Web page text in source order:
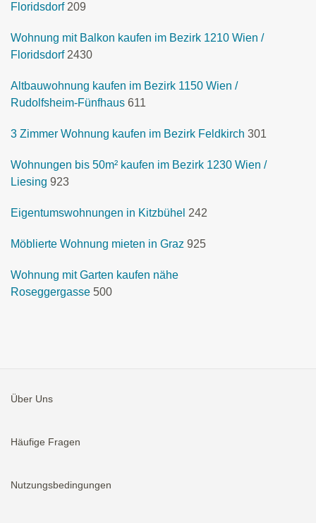
Floridsdorf 209
Wohnung mit Balkon kaufen im Bezirk 1210 Wien /
Floridsdorf 2430
Altbauwohnung kaufen im Bezirk 1150 Wien /
Rudolfsheim-Fünfhaus 611
3 Zimmer Wohnung kaufen im Bezirk Feldkirch 301
Wohnungen bis 50m² kaufen im Bezirk 1230 Wien /
Liesing 923
Eigentumswohnungen in Kitzbühel 242
Möblierte Wohnung mieten in Graz 925
Wohnung mit Garten kaufen nähe
Roseggergasse 500
Über Uns
Häufige Fragen
Nutzungsbedingungen